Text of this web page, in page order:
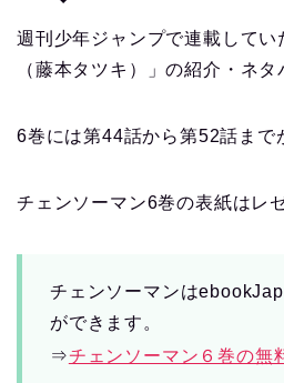
週刊少年ジャンプで連載してい
（藤本タツキ）」の紹介・ネタ
6巻には第44話から第52話まで
チェンソーマン6巻の表紙はレ
チェンソーマンは
ができます。
⇒チェンソーマン６巻の無